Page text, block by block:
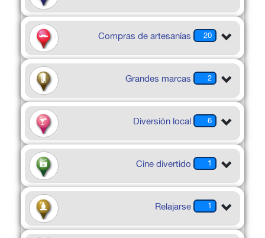
20
Compras de artesanías
2
Grandes marcas
6
Diversión local
1
Cine divertido
1
Relajarse